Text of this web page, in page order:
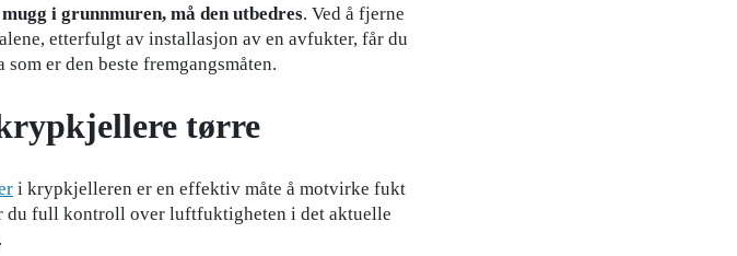
i grunnmuren, må den utbedres. Ved å fjerne
etterfulgt av installasjon av en avfukter, får du
er den beste fremgangsmåten.
tørre
i krypkjelleren er en effektiv måte å motvirke fukt
du full kontroll over luftfuktigheten i det aktuelle